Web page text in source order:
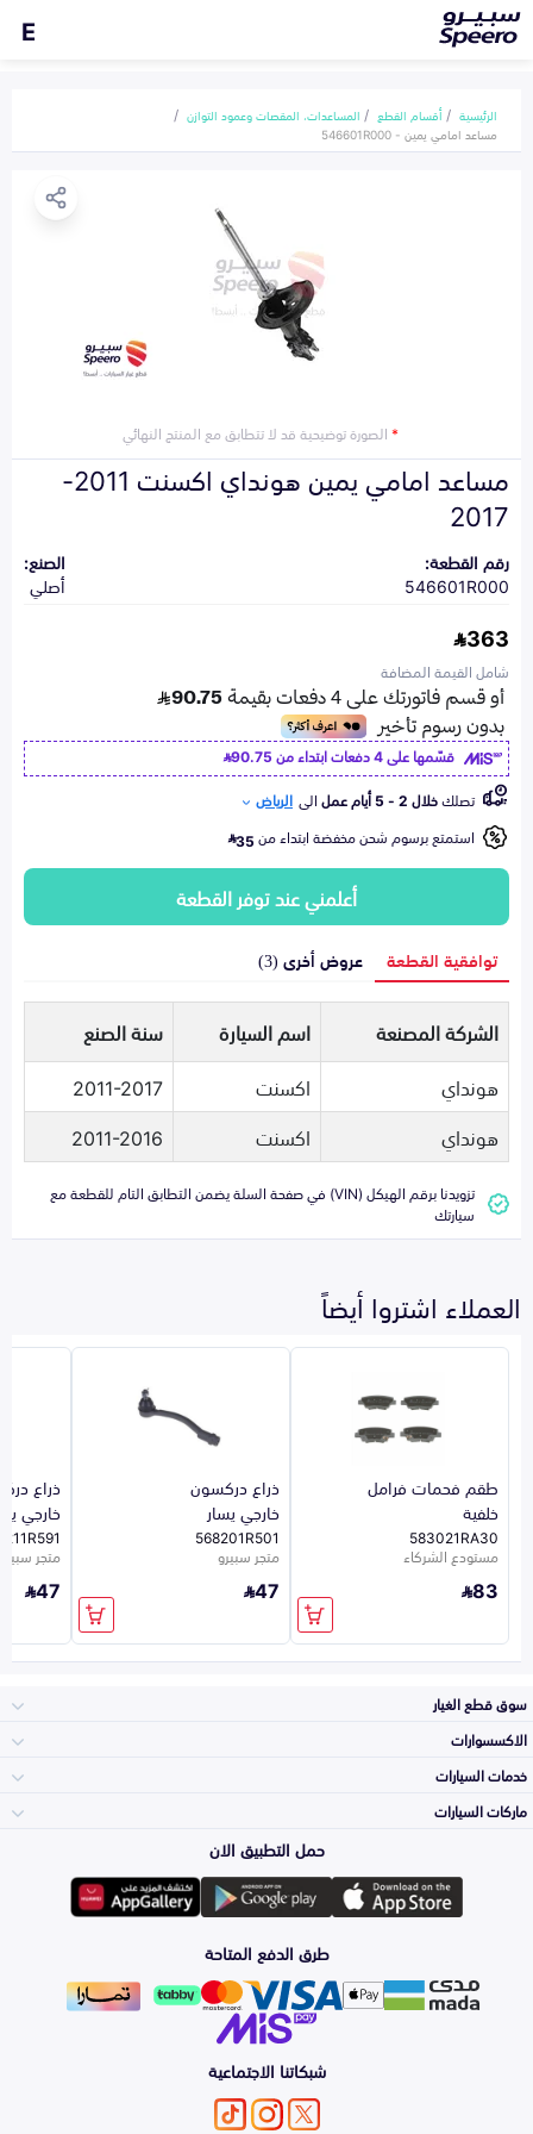
E
الرئيسية أقسام القطع
المساعدات، المقصات وعمود التوازن
مساعد امامي يمين - 546601R000
*الصورة توضيحية قد لا تتطابق مع المنتج النهائي
مساعد امامي يمين هونداي اكسنت 2011-
2017
رقم القطعة:
546601R000
الصنع:
أصلي
363
شامل القيمة المضافة
قسّمها على 4 دفعات ابتداء من
90.75
تصلكخلال 2 - 5 أيام عمل الى الرياض
استمتع برسوم شحن مخفضة ابتداء من35
أعلمني عند توفر القطعة
توافقية القطعة عروض أخرى (3)
الشركة المصنعة اسم السيارة
سنة الصنع
هونداي
اكسنت
2011-2017
هونداي
اكسنت 2011-2016
تزويدنا برقم الهيكل (VIN) في صفحة السلة يضمن التطابق التام للقطعة مع
سيارتك
العملاء اشتروا أيضاً
طقم فحمات فرامل
خلفية
583021RA30
مستودع الشركاء
83
ذراع دركسون
خارجي يسار
568201R501
متجر سبيرو
47
ذراع
خارجي
متجر سبيرو
47
سوق قطع الغيار
المكائن، القيرات
وملحقاتها
الشمعات
والاصطبات (الاضاءة)
الفرامل والأقمشة
الاكسسوارات
لوازم الرحلات
اكسسوارات العناية
الزيوت و السوائل
خدمات السيارات
الأكثر مبيعاً
التلميع والعناية
اصلاح الطلاء
ماركات السيارات
تويوتا
هيونداي
كيا
حمل التطبيق الان
طرق الدفع المتاحة
شبكاتنا الاجتماعية